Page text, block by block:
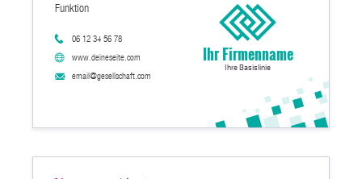
www.deineseite.com
email@gesellschaft.com
Funktion
06 12 34 56 78
Ihr Firmenname
Ihre Basislinie